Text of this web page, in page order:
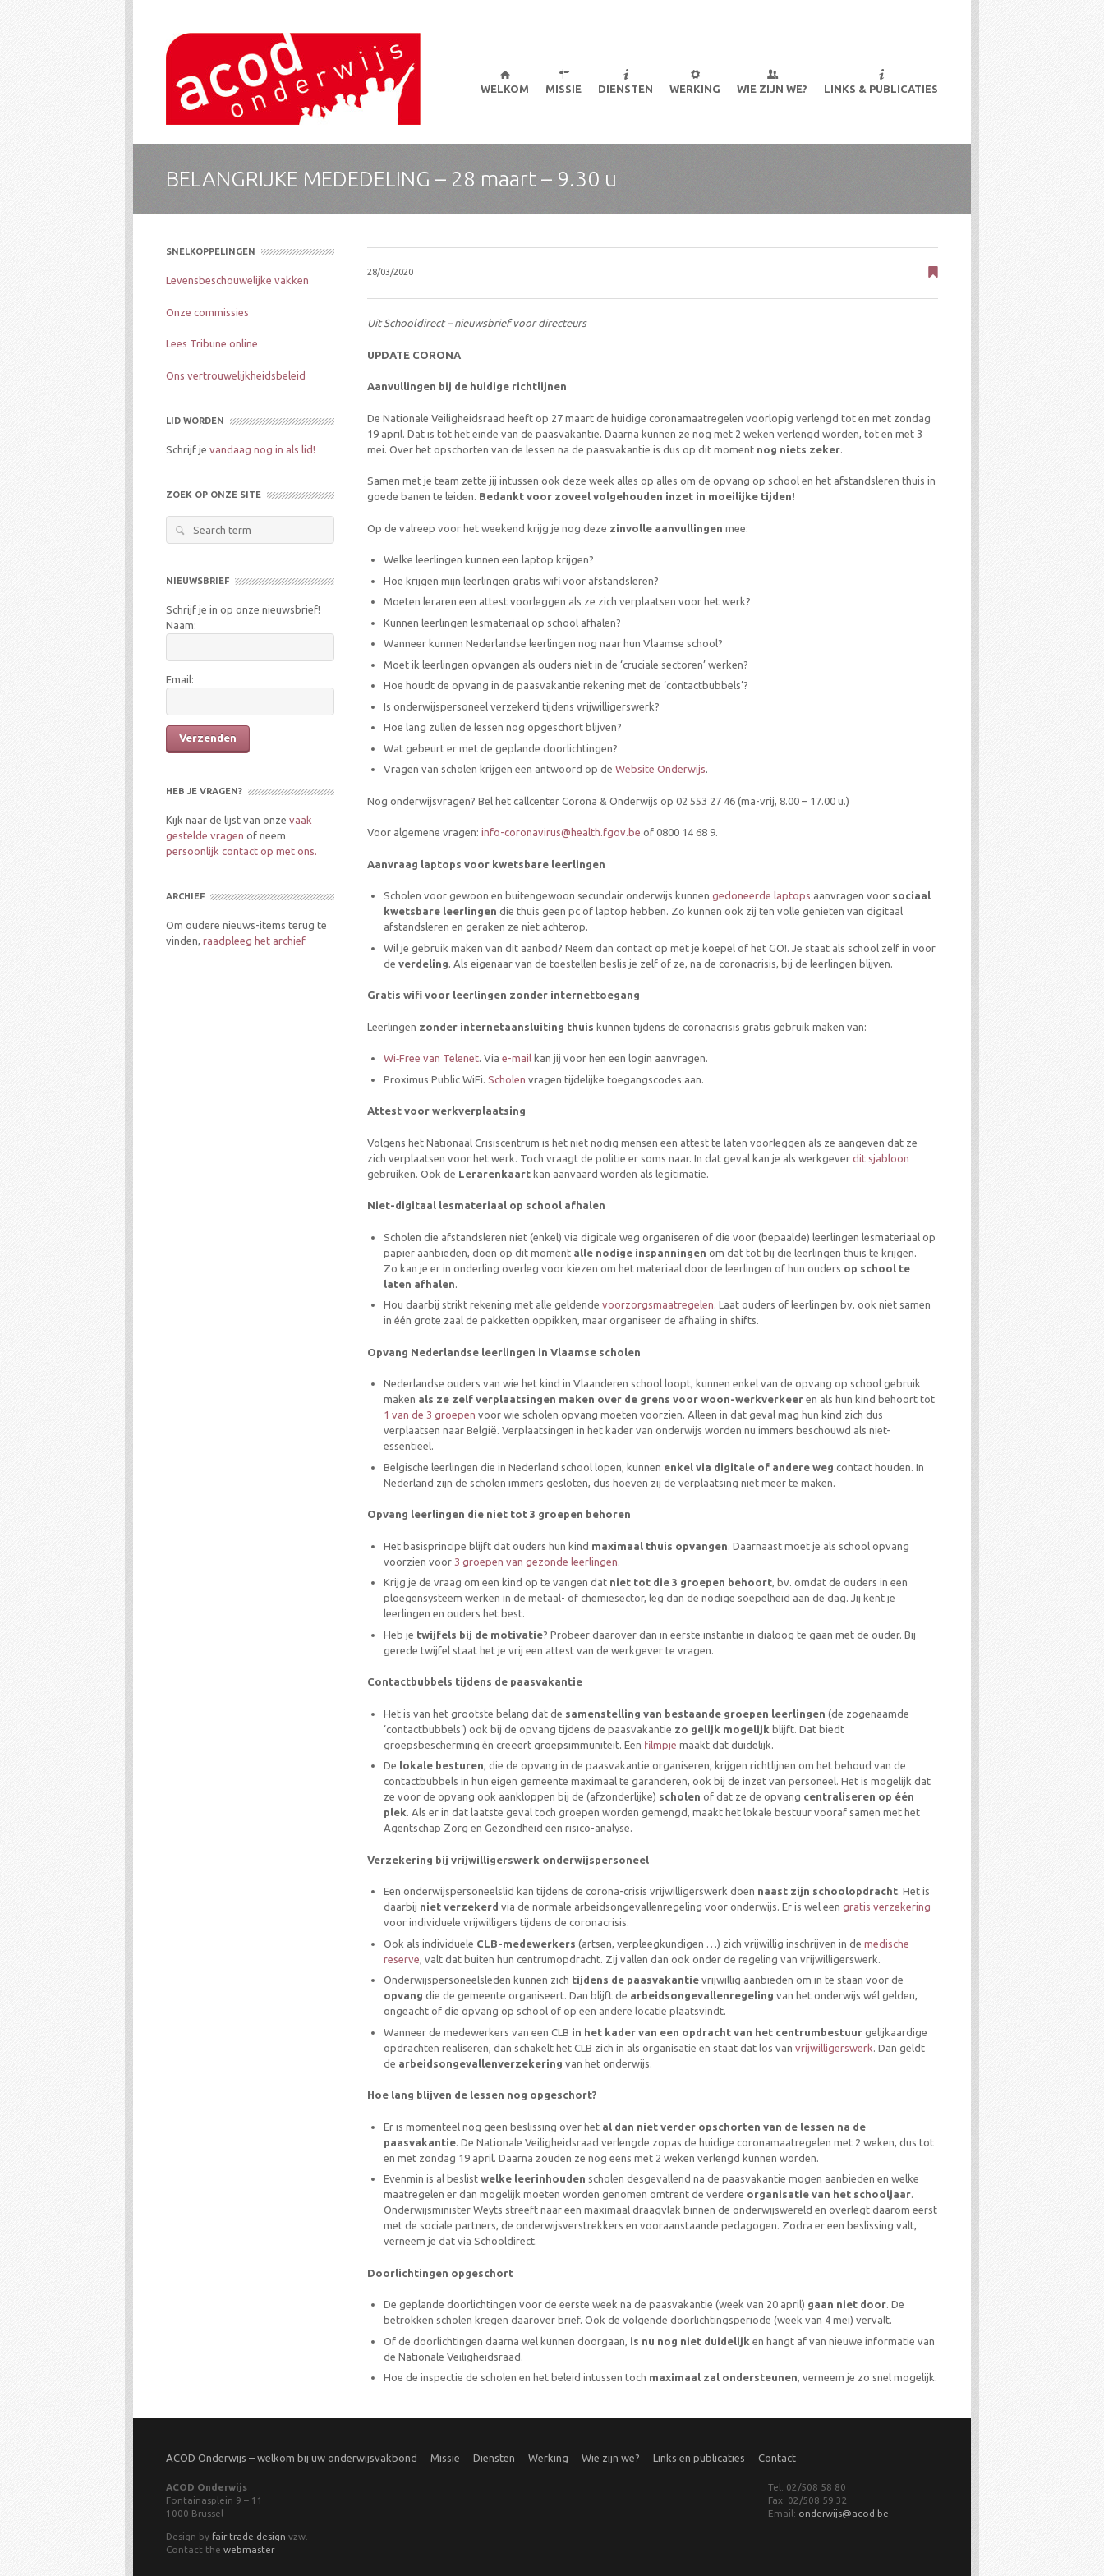
Skip
to
WELKOM MISSIE DIENSTEN WERKING WIE ZIJN WE? LINKS & PUBLICATIES
BELANGRIJKE MEDEDELING – 28 maart – 9.30 u
28/03/2020
Uit Schooldirect – nieuwsbrief voor directeurs
UPDATE CORONA
Aanvullingen bij de huidige richtlijnen
De Nationale Veiligheidsraad heeft op 27 maart de huidige coronamaatregelen voorlopig verlengd tot en met zondag
19 april. Dat is tot het einde van de paasvakantie. Daarna kunnen ze nog met 2 weken verlengd worden, tot en met 3
mei. Over het opschorten van de lessen na de paasvakantie is dus op dit moment nog niets zeker
Samen met je team zette jij intussen ook deze week alles op alles om de opvang op school en het afstandsleren thuis in
goede banen te leiden. Bedankt voor zoveel volgehouden inzet in moeilijke tijden!
Op de valreep voor het weekend krijg je nog deze zinvolle aanvullingen mee:
Welke leerlingen kunnen een laptop krijgen?
Hoe krijgen mijn leerlingen gratis wifi voor afstandsleren?
Moeten leraren een attest voorleggen als ze zich verplaatsen voor het werk?
Kunnen leerlingen lesmateriaal op school afhalen?
Wanneer kunnen Nederlandse leerlingen nog naar hun Vlaamse school?
Moet ik leerlingen opvangen als ouders niet in de ‘cruciale sectoren’ werken?
Hoe houdt de opvang in de paasvakantie rekening met de ‘contactbubbels’?
Is onderwijspersoneel verzekerd tijdens vrijwilligerswerk?
Hoe lang zullen de lessen nog opgeschort blijven?
Wat gebeurt er met de geplande doorlichtingen?
Vragen van scholen krijgen een antwoord op de Website Onderwijs.
Nog onderwijsvragen? Bel het callcenter Corona & Onderwijs op 02 553 27 46 (ma-vrij, 8.00 – 17.00 u.)
Voor algemene vragen: info-coronavirus@health.fgov.be of 0800 14 68 9.
Aanvraag laptops voor kwetsbare leerlingen
Scholen voor gewoon en buitengewoon secundair onderwijs kunnen gedoneerde laptops aanvragen voor sociaal
kwetsbare leerlingen die thuis geen pc of laptop hebben. Zo kunnen ook zij ten volle genieten van digitaal
afstandsleren en geraken ze niet achterop.
Wil je gebruik maken van dit aanbod? Neem dan contact op met je koepel of het GO!. Je staat als school zelf in voor
de verdeling . Als eigenaar van de toestellen beslis je zelf of ze, na de coronacrisis, bij de leerlingen blijven.
Gratis wifi voor leerlingen zonder internettoegang
Leerlingen zonder internetaansluiting thuis kunnen tijdens de coronacrisis gratis gebruik maken van:
Wi‑Free van Telenet. Via e-mailkan jij voor hen een login aanvragen.
Proximus Public WiFi. Scholen vragen tijdelijke toegangscodes aan.
Attest voor werkverplaatsing
Volgens het Nationaal Crisiscentrum is het niet nodig mensen een attest te laten voorleggen als ze aangeven dat ze
zich verplaatsen voor het werk. Toch vraagt de politie er soms naar. In dat geval kan je als werkgever dit sjabloon
gebruiken. Ook de Lerarenkaart kan aanvaard worden als legitimatie.
Niet-digitaal lesmateriaal op school afhalen
Scholen die afstandsleren niet (enkel) via digitale weg organiseren of die voor (bepaalde) leerlingen lesmateriaal op
papier aanbieden, doen op dit moment alle nodige inspanningen om dat tot bij die leerlingen thuis te krijgen.
Zo kan je er in onderling overleg voor kiezen om het materiaal door de leerlingen of hun ouders op school te
laten afhalen
Hou daarbij strikt rekening met alle geldende voorzorgsmaatregelen. Laat ouders of leerlingen bv. ook niet samen
in één grote zaal de pakketten oppikken, maar organiseer de afhaling in shifts.
Opvang Nederlandse leerlingen in Vlaamse scholen
Nederlandse ouders van wie het kind in Vlaanderen school loopt, kunnen enkel van de opvang op school gebruik
maken als ze zelf verplaatsingen maken over de grens voor woon-werkverkeeren als hun kind behoort tot
1 van de 3 groepen voor wie scholen opvang moeten voorzien. Alleen in dat geval mag hun kind zich dus
verplaatsen naar België. Verplaatsingen in het kader van onderwijs worden nu immers beschouwd als niet-
essentieel.
Belgische leerlingen die in Nederland school lopen, kunnen enkel via digitale of andere weg contact houden. In
Nederland zijn de scholen immers gesloten, dus hoeven zij de verplaatsing niet meer te maken.
Opvang leerlingen die niet tot 3 groepen behoren
Het basisprincipe blijft dat ouders hun kind maximaal thuis opvangen . Daarnaast moet je als school opvang
voorzien voor 3 groepen van gezonde leerlingen
Krijg je de vraag om een kind op te vangen dat niet tot die 3 groepen behoort, bv. omdat de ouders in een
ploegensysteem werken in de metaal- of chemiesector, leg dan de nodige soepelheid aan de dag. Jij kent je
leerlingen en ouders het best.
Heb je twijfels bij de motivatie? Probeer daarover dan in eerste instantie in dialoog te gaan met de ouder. Bij
gerede twijfel staat het je vrij een attest van de werkgever te vragen.
Contactbubbels tijdens de paasvakantie
Het is van het grootste belang dat de samenstelling van bestaande groepen leerlingen (de zogenaamde
‘contactbubbels’) ook bij de opvang tijdens de paasvakantie zo gelijk mogelijk blijft. Dat biedt
groepsbescherming én creëert groepsimmuniteit. Een filmpje maakt dat duidelijk.
De lokale besturen, die de opvang in de paasvakantie organiseren, krijgen richtlijnen om het behoud van de
contactbubbels in hun eigen gemeente maximaal te garanderen, ook bij de inzet van personeel. Het is mogelijk dat
ze voor de opvang ook aankloppen bij de (afzonderlijke) scholen of dat ze de opvang centraliseren op één
plek. Als er in dat laatste geval toch groepen worden gemengd, maakt het lokale bestuur vooraf samen met het
Agentschap Zorg en Gezondheid een risico-analyse.
Verzekering bij vrijwilligerswerk onderwijspersoneel
Een onderwijspersoneelslid kan tijdens de corona-crisis vrijwilligerswerk doen naast zijn schoolopdracht. Het is
daarbij niet verzekerd via de normale arbeidsongevallenregeling voor onderwijs. Er is wel een gratis verzekering
voor individuele vrijwilligers tijdens de coronacrisis.
Ook als individuele CLB-medewerkers (artsen, verpleegkundigen …) zich vrijwillig inschrijven in de medische
reserve , valt dat buiten hun centrumopdracht. Zij vallen dan ook onder de regeling van vrijwilligerswerk.
Onderwijspersoneelsleden kunnen zich tijdens de paasvakantievrijwillig aanbieden om in te staan voor de
opvang die de gemeente organiseert. Dan blijft de arbeidsongevallenregeling van het onderwijs wél gelden,
ongeacht of die opvang op school of op een andere locatie plaatsvindt.
Wanneer de medewerkers van een CLB in het kader van een opdracht van het centrumbestuurgelijkaardige
opdrachten realiseren, dan schakelt het CLB zich in als organisatie en staat dat los van vrijwilligerswerk . Dan geldt
de arbeidsongevallenverzekering van het onderwijs.
Hoe lang blijven de lessen nog opgeschort?
Er is momenteel nog geen beslissing over het al dan niet verder opschorten van de lessen na de
paasvakantie. De Nationale Veiligheidsraad verlengde zopas de huidige coronamaatregelen met 2 weken, dus tot
en met zondag 19 april. Daarna zouden ze nog eens met 2 weken verlengd kunnen worden.
Evenmin is al beslist welke leerinhouden scholen desgevallend na de paasvakantie mogen aanbieden en welke
maatregelen er dan mogelijk moeten worden genomen omtrent de verdere organisatie van het schooljaar.
Onderwijsminister Weyts streeft naar een maximaal draagvlak binnen de onderwijswereld en overlegt daarom eerst
met de sociale partners, de onderwijsverstrekkers en vooraanstaande pedagogen. Zodra er een beslissing valt,
verneem je dat via Schooldirect.
Doorlichtingen opgeschort
De geplande doorlichtingen voor de eerste week na de paasvakantie (week van 20 april) gaan niet door. De
betrokken scholen kregen daarover brief. Ook de volgende doorlichtingsperiode (week van 4 mei) vervalt.
Of de doorlichtingen daarna wel kunnen doorgaan, is nu nog niet duidelijk en hangt af van nieuwe informatie van
de Nationale Veiligheidsraad.
Hoe de inspectie de scholen en het beleid intussen toch maximaal zal ondersteunen, verneem je zo snel mogelijk.
SNELKOPPELINGEN
Levensbeschouwelijke vakken
Onze commissies
Lees Tribune online
Ons vertrouwelijkheidsbeleid
LID WORDEN
Schrijf je vandaag nog in als lid!
ZOEK OP ONZE SITE
for:
NIEUWSBRIEF
Schrijf je in op onze nieuwsbrief!
Naam:
Email:
HEB JE VRAGEN?
Kijk naar de lijst van onze vaak
gestelde vragen of neem
persoonlijk contact op met ons.
ARCHIEF
Om oudere nieuws-items terug te
vinden, raadpleeg het archief
ACOD Onderwijs – welkom bij uw onderwijsvakbond Missie Diensten Werking Wie zijn we? Links en publicaties Contact
ACOD Onderwijs
Fontainasplein 9 – 11
1000 Brussel
Design by fair trade design vzw.
Contact the webmaster
Tel. 02/508 58 80
Fax. 02/508 59 32
Email: onderwijs@acod.be